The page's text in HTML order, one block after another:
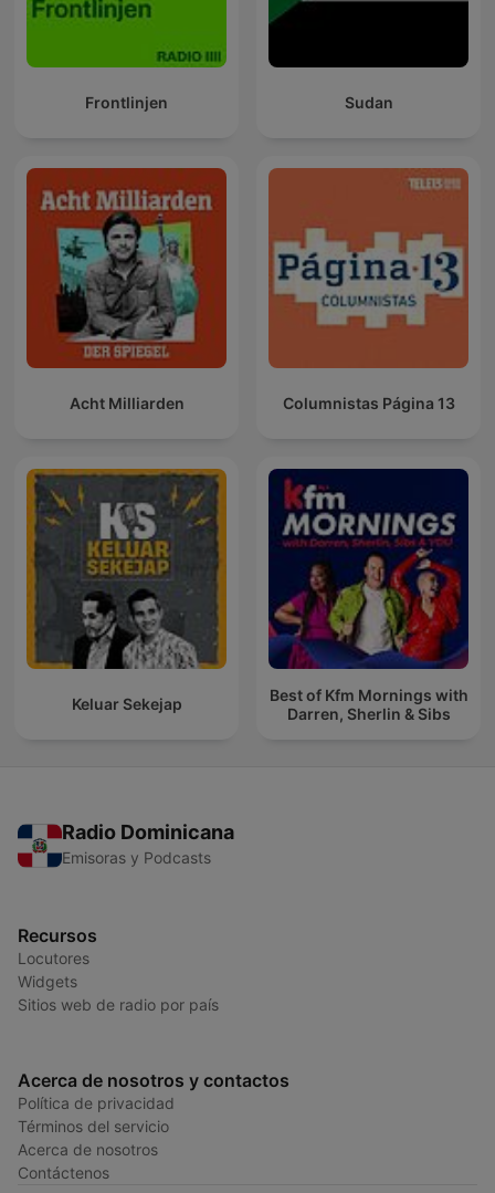
Frontlinjen Sudan
Acht Milliarden Columnistas Página 13
Keluar Sekejap
Best of Kfm Mornings with
Darren, Sherlin & Sibs
Radio Dominicana
Emisoras y Podcasts
Recursos
Locutores
Widgets
Sitios web de radio por país
Acerca de nosotros y contactos
Política de privacidad
Términos del servicio
Acerca de nosotros
Contáctenos